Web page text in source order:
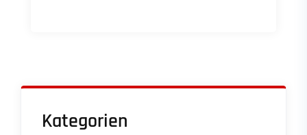
Kategorien